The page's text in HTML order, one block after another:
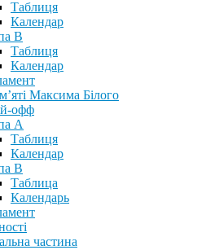
Таблиця
Календар
В
Таблиця
Календар
Максима Білого
офф
А
Таблиця
Календар
В
Таблица
Календарь
частина